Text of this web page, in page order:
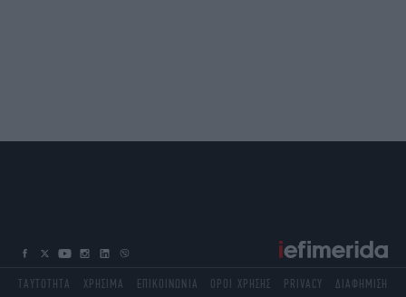
ΤΑΥΤΟΤΗΤΑ ΧΡΗΣΙΜΑ ΕΠΙΚΟΙΝΩΝΙΑ ΟΡΟΙ ΧΡΗΣΗΣ PRIVACY ΔΙΑΦΗΜΙΣΗ